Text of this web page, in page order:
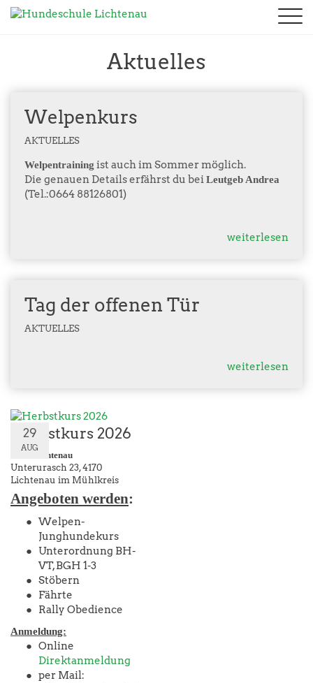
Fährte
Stöbern
Seminare
Trainingszeiten
Prüfungen
Seminare
Chronik
Vorstand
Kontakt & Anfahrt
Fotogalerie
2024
2023
Downloads
Links
Sponsoren
Datenschutz
Aktuelles
15
JUN
Welpenkurs
AKTUELLES
Welpentraining ist auch im Sommer möglich.
Die genauen Details erfährst du beiLeutgeb Andrea
(Tel.:0664 88126801)
weiterlesen
7
AUG
Tag der offenen Tür
AKTUELLES
weiterlesen
29
AUG
Herbstkurs 2026
ÖGV Lichtenau
Unterurasch 23 4170
Lichtenau im Mühlkreis
Angeboten werden:
Welpen-
Junghundekurs
Unterordnung BH-
VT, BGH 1-3
Stöbern
Fährte
Rally Obedience
Anmeldung:
Online
Direktanmeldung
per Mail: